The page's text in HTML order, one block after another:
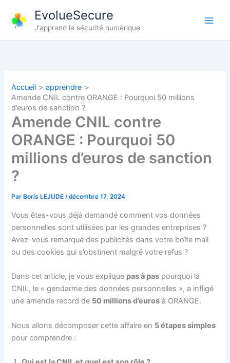
contenu
EvolueSecure
J'apprend la sécurité numérique
Accueil
apprendre
Amende CNIL contre ORANGE : Pourquoi 50 millions
d’euros de sanction ?
Amende CNIL contre
ORANGE : Pourquoi 50
millions d’euros de sanction
?
Par Boris LEJUDE/décembre 17, 2024
Vous êtes-vous déjà demandé comment vos données
personnelles sont utilisées par les grandes entreprises ?
Avez-vous remarqué des publicités dans votre boîte mail
ou des cookies qui s’obstinent malgré votre refus ?
Dans cet article, je vous explique pas à pas pourquoi la
CNIL, le « gendarme des données personnelles », a infligé
une amende record de 50 millions d’euros à ORANGE.
Nous allons décomposer cette affaire en 5 étapes simples
pour comprendre :